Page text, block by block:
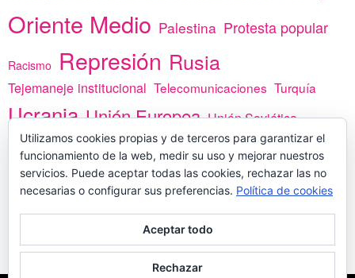
Oriente Medio Palestina Protesta popular
Racismo Represión Rusia
Tejemaneje institucional Telecomunicaciones Turquía
Ucrania Unión Europea Unión Soviética
vacunas Yemen África
PREGÚNTANOS
Utilizamos cookies propias y de terceros para garantizar el
funcionamiento de la web, medir su uso y mejorar nuestros
servicios. Puede aceptar todas las cookies, rechazar las no
necesarias o configurar sus preferencias. Política de cookies
Aceptar todo
Rechazar